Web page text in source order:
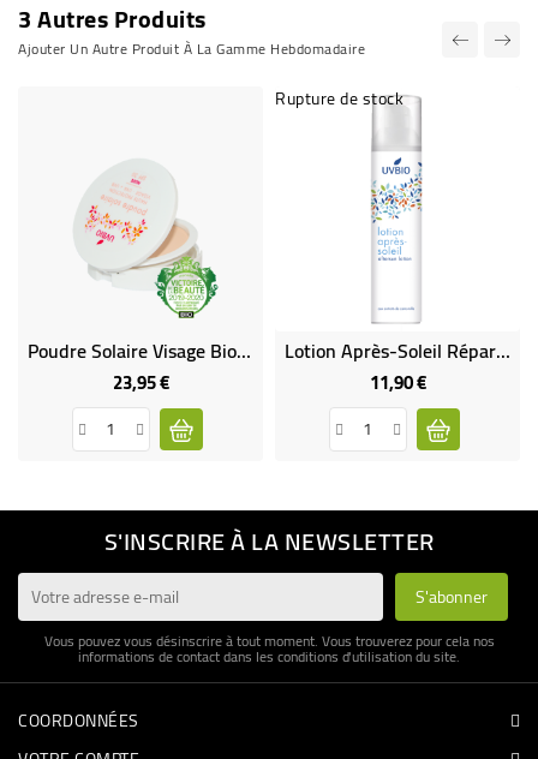
3 Autres Produits
Ajouter Un Autre Produit À La Gamme Hebdomadaire
Poudre Solaire Visage Bio Indice 30 Teinte Nude
23,95 €Prix
Rupture de stock
Lotion Après-Soleil Réparatrice Bio
11,90 €Prix
S'INSCRIRE À LA NEWSLETTER
Vous pouvez vous désinscrire à tout moment. Vous trouverez pour cela nos
informations de contact dans les conditions d'utilisation du site.
COORDONNÉES